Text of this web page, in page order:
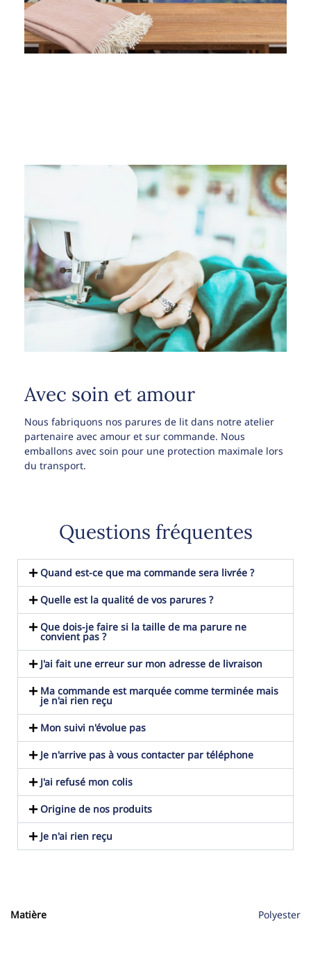
Avec soin et amour
Nous fabriquons nos parures de lit dans notre atelier
partenaire avec amour et sur commande. Nous
emballons avec soin pour une protection maximale lors
du transport.
Questions fréquentes
Quand est-ce que ma commande sera livrée ?
Quelle est la qualité de vos parures ?
Que dois-je faire si la taille de ma parure ne
convient pas ?
J'ai fait une erreur sur mon adresse de livraison
Ma commande est marquée comme terminée mais
je n'ai rien reçu
Mon suivi n'évolue pas
Je n'arrive pas à vous contacter par téléphone
J'ai refusé mon colis
Origine de nos produits
Je n'ai rien reçu
Matière Polyester